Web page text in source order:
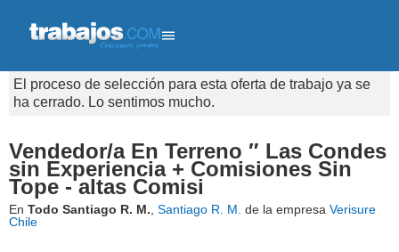
El proceso de selección para esta oferta de trabajo ya se
ha cerrado. Lo sentimos mucho.
Vendedor/a En Terreno ″ Las Condes
sin Experiencia + Comisiones Sin
Tope - altas Comisi
En Todo Santiago R. M. Santiago R. M. de la empresa Verisure
Chile